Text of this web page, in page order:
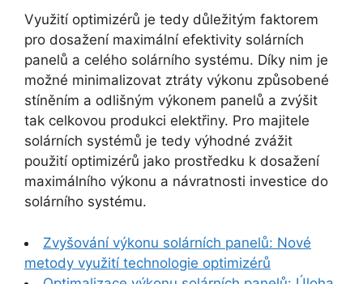
Využití optimizérů je tedy důležitým faktorem
pro dosažení maximální efektivity solárních
panelů a celého solárního systému. Díky nim je
možné minimalizovat ztráty výkonu způsobené
stíněním a odlišným výkonem panelů a zvýšit
tak celkovou produkci elektřiny. Pro majitele
solárních systémů je tedy výhodné zvážit
použití optimizérů jako prostředku k dosažení
maximálního výkonu a návratnosti investice do
solárního systému.
Zvyšování výkonu solárních panelů: Nové
metody využití technologie optimizérů